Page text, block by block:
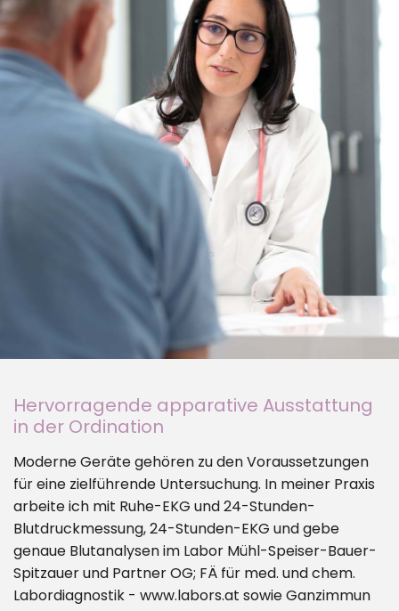
Hervorragende apparative Ausstattung
in der Ordination
Moderne Geräte gehören zu den Voraussetzungen
für eine zielführende Untersuchung. In meiner Praxis
arbeite ich mit Ruhe-EKG und 24-Stunden-
Blutdruckmessung, 24-Stunden-EKG und gebe
genaue Blutanalysen im Labor Mühl-Speiser-Bauer-
Spitzauer und Partner OG; FÄ für med. und chem.
Labordiagnostik - www.labors.at sowie Ganzimmun